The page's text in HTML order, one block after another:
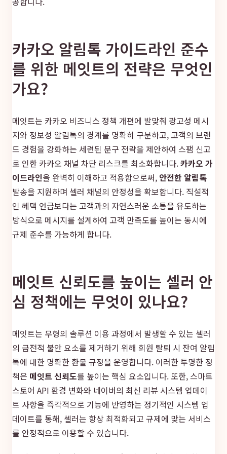
카카오 알림톡 가이드라인 준수
를 위한 메잇트의 전략은 무엇인
가요?
메잇트는 카카오 비즈니스 정책 개편에 발맞춰 광고성 메시
지와 정보성 알림톡의 경계를 명확히 구분하고, 고객의 브랜
드 경험을 강화하는 세련된 문구 전략을 제안하여 스팸 신고
로 인한 카카오 채널 차단 리스크를 최소화합니다.카카오 가
이드라인을 완벽히 이해하고 적용함으로써, 안전한 알림톡
발송을 지원하며 셀러 채널의 안정성을 확보합니다. 직설적
인 혜택 언급보다는 고객과의 자연스러운 소통을 유도하는
방식으로 메시지를 설계하여 고객 만족도를 높이는 동시에
규제 준수를 가능하게 합니다.
메잇트 신뢰도를 높이는 셀러 안
심 정책에는 무엇이 있나요?
메잇트는 무형의 솔루션 이용 과정에서 발생할 수 있는 셀러
의 금전적 불안 요소를 제거하기 위해 회원 탈퇴 시 잔여 알림
톡에 대한 명확한 환불 규정을 운영합니다. 이러한 투명한 정
책은 메잇트 신뢰도를 높이는 핵심 요소입니다. 또한, 스마트
스토어 API 환경 변화와 네이버의 최신 리뷰 시스템 업데이
트 사항을 즉각적으로 기능에 반영하는 정기적인 시스템 업
데이트를 통해, 셀러는 항상 최적화되고 규제에 맞는 서비스
를 안정적으로 이용할 수 있습니다.